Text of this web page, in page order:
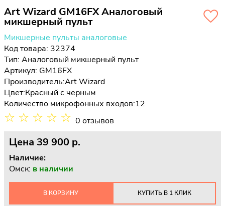
Art Wizard GM16FX Аналоговый
микшерный пульт
Микшерные пульты аналоговые
Код товара: 32374
Тип: Аналоговый микшерный пульт
Артикул: GM16FX
Производитель:Art Wizard
Цвет:Красный с черным
Количество микрофонных входов:12
☆ ☆ ☆ ☆ ☆ 0 отзывов
Цена 39 900 p.
Наличие:
Омск: в наличии
В КОРЗИНУ КУПИТЬ В 1 КЛИК